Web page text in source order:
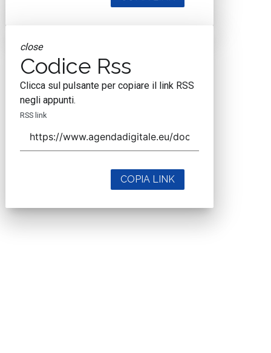
close
Codice Rss
Clicca sul pulsante per copiare il link RSS
negli appunti.
RSS link
COPIA LINK